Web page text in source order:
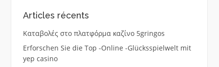
Articles récents
Καταβολές στο πλατφόρμα καζίνο 5gringos
Erforschen Sie die Top -Online -Glücksspielwelt mit
yep casino